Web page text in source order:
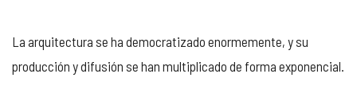
La arquitectura se ha democratizado enormemente, y su
producción y difusión se han multiplicado de forma exponencial.